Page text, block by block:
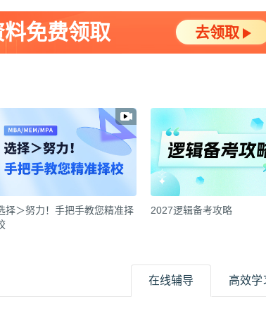
免费领取 去领取
择＞努力！手把手教您精准择
2027逻辑备考攻略
在线辅导 高效学